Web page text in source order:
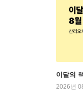
이달의
2026년